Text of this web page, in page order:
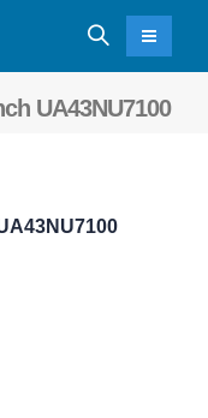
UA43NU7100